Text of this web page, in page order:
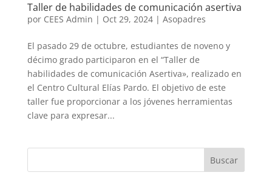
Taller de habilidades de comunicación asertiva
por CEES Admin | Oct 29, 2024| Asopadres
El pasado 29 de octubre, estudiantes de noveno y
décimo grado participaron en el “Taller de
habilidades de comunicación Asertiva», realizado en
el Centro Cultural Elías Pardo. El objetivo de este
taller fue proporcionar a los jóvenes herramientas
clave para expresar...